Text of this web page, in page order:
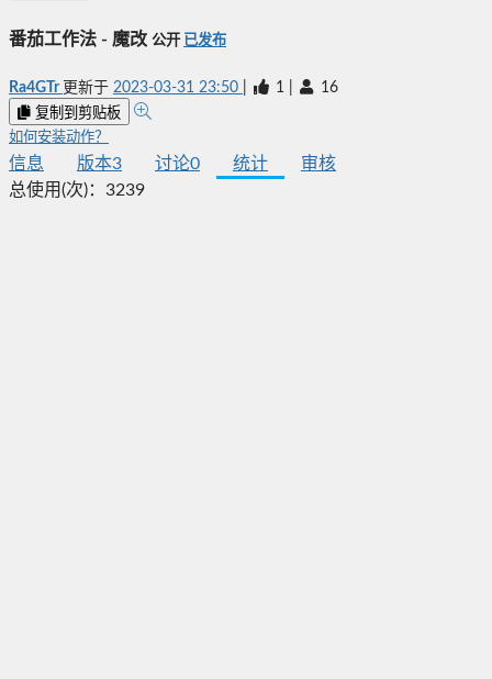
番茄工作法 - 魔改 公开 已发布
Ra4GTr 更新于 2023-03-31 23:50 1 16
复制到剪贴板
如何安装动作？
信息 版本3 讨论0 统计
审核
总使用(次)： 3239